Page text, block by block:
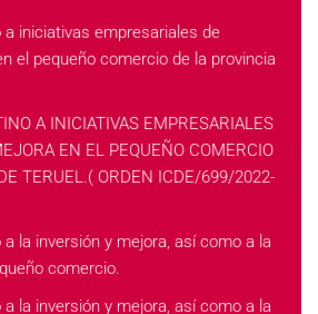
iniciativas empresariales de
el pequeño comercio de la provincia
A INICIATIVAS EMPRESARIALES
EN EL PEQUEÑO COMERCIO
TERUEL.( ORDEN ICDE/699/2022-
la inversión y mejora, así como a la
comercio.
la inversión y mejora, así como a la